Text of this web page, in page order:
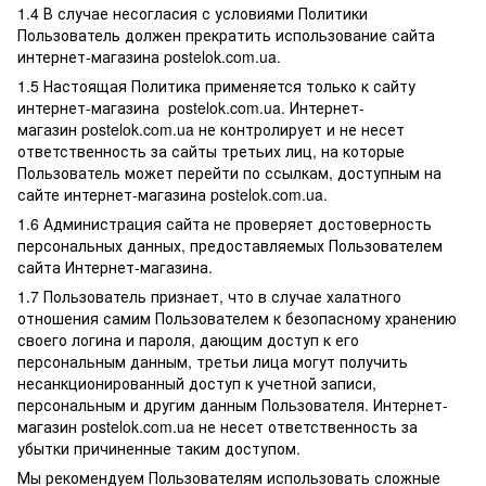
1.4 В случае несогласия с условиями Политики
Пользователь должен прекратить использование сайта
интернет-магазина postelok.com.ua.
1.5 Настоящая Политика применяется только к сайту
интернет-магазина postelok.com.ua. Интернет-
магазин postelok.com.ua не контролирует и не несет
ответственность за сайты третьих лиц, на которые
Пользователь может перейти по ссылкам, доступным на
сайте интернет-магазина postelok.com.ua.
1.6 Администрация сайта не проверяет достоверность
персональных данных, предоставляемых Пользователем
сайта Интернет-магазина.
1.7 Пользователь признает, что в случае халатного
отношения самим Пользователем к безопасному хранению
своего логина и пароля, дающим доступ к его
персональным данным, третьи лица могут получить
несанкционированный доступ к учетной записи,
персональным и другим данным Пользователя. Интернет-
магазин postelok.com.ua не несет ответственность за
убытки причиненные таким доступом.
Мы рекомендуем Пользователям использовать сложные